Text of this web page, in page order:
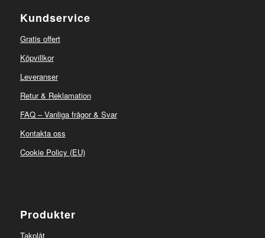
Kundservice
Gratis offert
Köpvillkor
Leveranser
Retur & Reklamation
FAQ – Vanliga frågor & Svar
Kontakta oss
Cookie Policy (EU)
Produkter
Takplåt